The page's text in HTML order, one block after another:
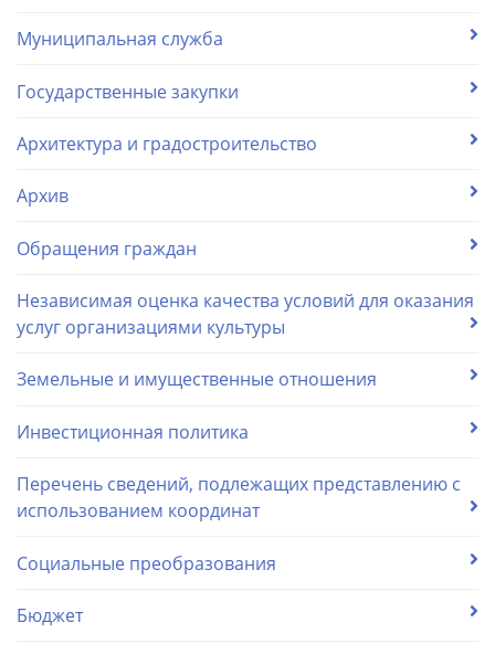
Муниципальная служба
Государственные закупки
Архитектура и градостроительство
Архив
Обращения граждан
Независимая оценка качества условий для оказания
услуг организациями культуры
Земельные и имущественные отношения
Инвестиционная политика
Перечень сведений, подлежащих представлению с
использованием координат
Социальные преобразования
Бюджет